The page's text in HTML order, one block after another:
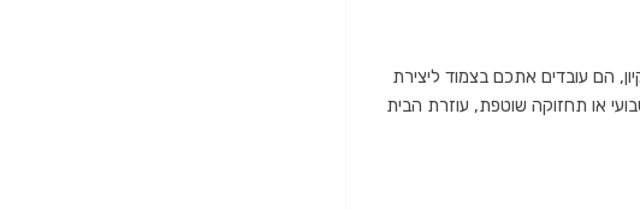
הם עובדים אתכם בצמוד ליצירת
או תחזוקה שוטפת, עוזרת הבית